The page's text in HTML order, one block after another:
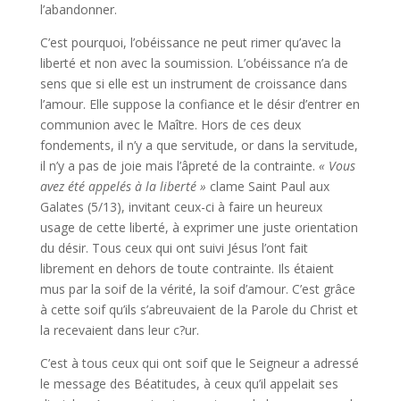
l’abandonner.
C’est pourquoi, l’obéissance ne peut rimer qu’avec la
liberté et non avec la soumission. L’obéissance n’a de
sens que si elle est un instrument de croissance dans
l’amour. Elle suppose la confiance et le désir d’entrer en
communion avec le Maître. Hors de ces deux
fondements, il n’y a que servitude, or dans la servitude,
il n’y a pas de joie mais l’âpreté de la contrainte. « Vous
avez été appelés à la liberté » clame Saint Paul aux
Galates (5/13), invitant ceux-ci à faire un heureux
usage de cette liberté, à exprimer une juste orientation
du désir. Tous ceux qui ont suivi Jésus l’ont fait
librement en dehors de toute contrainte. Ils étaient
mus par la soif de la vérité, la soif d’amour. C’est grâce
à cette soif qu’ils s’abreuvaient de la Parole du Christ et
la recevaient dans leur c?ur.
C’est à tous ceux qui ont soif que le Seigneur a adressé
le message des Béatitudes, à ceux qu’il appelait ses